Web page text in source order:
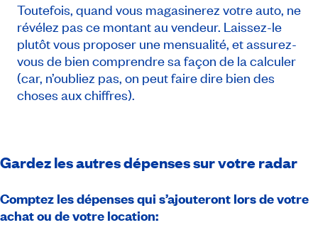
Toutefois, quand vous magasinerez votre auto, ne
révélez pas ce montant au vendeur. Laissez-le
plutôt vous proposer une mensualité, et assurez-
vous de bien comprendre sa façon de la calculer
(car, n’oubliez pas, on peut faire dire bien des
choses aux chiffres).
Gardez les autres dépenses sur votre radar
Comptez lesdépensesqui s’ajouteront lors de votre
achat ou de votre location: